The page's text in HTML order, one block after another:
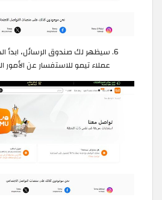
سيظهر لك صندوق الرسائل،
عملاء تيمو للاستفسار عن الأمور